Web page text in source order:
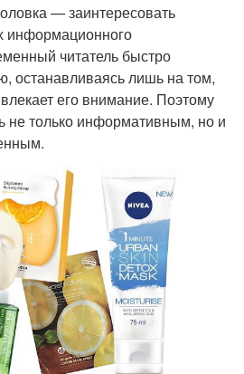
— заинтересовать
информационного
читатель быстро
останавливаясь лишь на том,
его внимание. Поэтому
не только информативным, но и